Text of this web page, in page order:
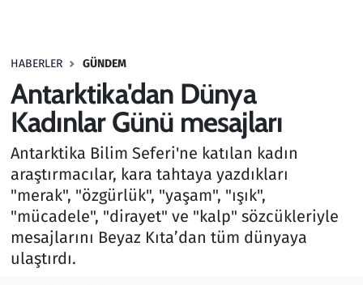
HABERLER GÜNDEM
Antarktika'dan Dünya
Kadınlar Günü mesajları
Antarktika Bilim Seferi'ne katılan kadın
araştırmacılar, kara tahtaya yazdıkları
"merak", "özgürlük", "yaşam", "ışık",
"mücadele", "dirayet" ve "kalp" sözcükleriyle
mesajlarını Beyaz Kıta’dan tüm dünyaya
ulaştırdı.
Haber
Kültür Sanat
Kurumsal Haberler
Lezzet Durağı
Memur ve Kamu